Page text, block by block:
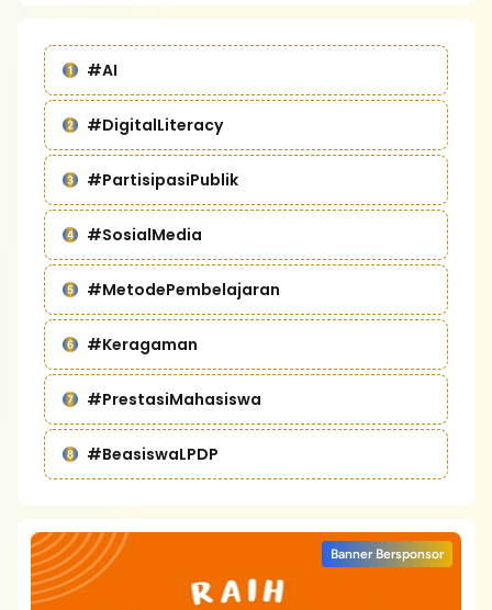
#AI
#DigitalLiteracy
#PartisipasiPublik
#SosialMedia
#MetodePembelajaran
#Keragaman
#PrestasiMahasiswa
#BeasiswaLPDP
Banner Bersponsor